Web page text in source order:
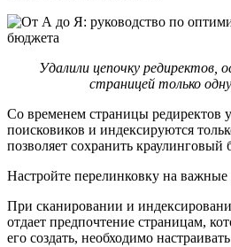
Удалили цепочку редиректов,
страницей только
Со временем страницы редиректов
поисковиков и индексируются
позволяет сохранить краулинговый
Настройте перелинковку на важные
При сканировании и
отдает предпочтение страницам,
его создать, необходимо